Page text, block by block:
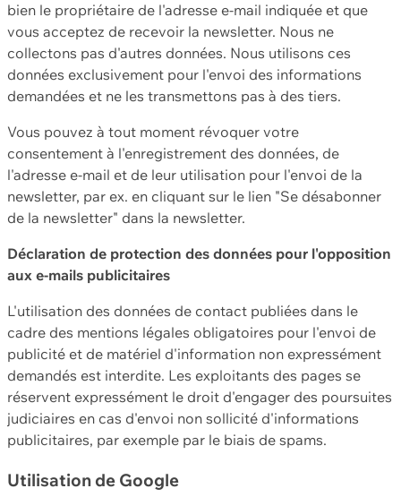
bien le propriétaire de l'adresse e-mail indiquée et que
vous acceptez de recevoir la newsletter. Nous ne
collectons pas d'autres données. Nous utilisons ces
données exclusivement pour l'envoi des informations
demandées et ne les transmettons pas à des tiers.
Vous pouvez à tout moment révoquer votre
consentement à l'enregistrement des données, de
l'adresse e-mail et de leur utilisation pour l'envoi de la
newsletter, par ex. en cliquant sur le lien "Se désabonner
de la newsletter" dans la newsletter.
Déclaration de protection des données pour l'opposition
aux e-mails publicitaires
L'utilisation des données de contact publiées dans le
cadre des mentions légales obligatoires pour l'envoi de
publicité et de matériel d'information non expressément
demandés est interdite. Les exploitants des pages se
réservent expressément le droit d'engager des poursuites
judiciaires en cas d'envoi non sollicité d'informations
publicitaires, par exemple par le biais de spams.
Utilisation de Google